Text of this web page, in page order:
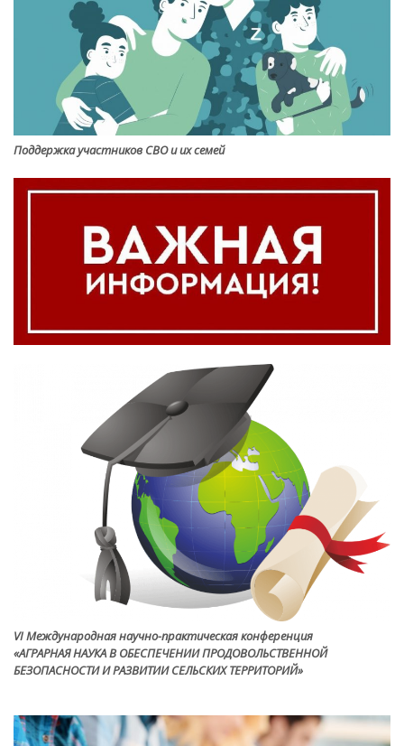
Поддержка участников СВО и их семей
VI Международная научно-практическая конференция
«АГРАРНАЯ НАУКА В ОБЕСПЕЧЕНИИ ПРОДОВОЛЬСТВЕННОЙ
БЕЗОПАСНОСТИ И РАЗВИТИИ СЕЛЬСКИХ ТЕРРИТОРИЙ»